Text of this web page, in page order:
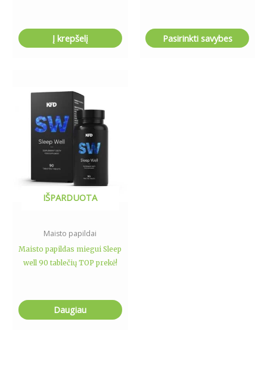
Į krepšelį Pasirinkti savybes
IŠPARDUOTA
Maisto papildai
Maisto papildas miegui Sleep
well 90 tablečių TOP prekė!
Daugiau